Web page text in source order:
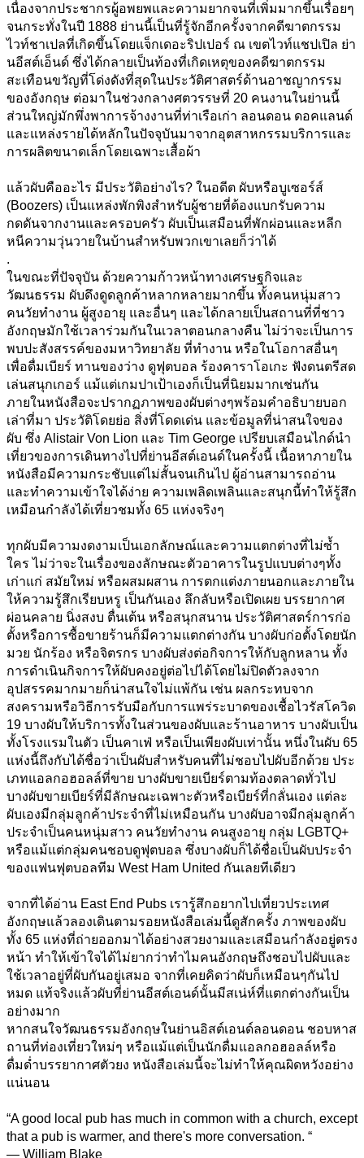
เนื่องจากประชากรผู้อพยพและความยากจนที่เพิ่มมากขึ้นเรื่อยๆ
จนกระทั่งในปี 1888 ย่านนี้เป็นที่รู้จักอีกครั้งจากคดีฆาตกรรม
ไวท์ชาเปลที่เกิดขึ้นโดยแจ็กเดอะริปเปอร์ ณ เขตไวท์แชปเปิล ย่า
นอีสต์เอ็นด์ ซึ่งได้กลายเป็นท้องที่เกิดเหตุของคดีฆาตกรรม
สะเทือนขวัญที่โด่งดังที่สุดในประวัติศาสตร์ด้านอาชญากรรม
ของอังกฤษ ต่อมาในช่วงกลางศตวรรษที่ 20 คนงานในย่านนี้
ส่วนใหญ่มักพึ่งพาการจ้างงานที่ท่าเรือเก่า ลอนดอน ดอคแลนด์
และแหล่งรายได้หลักในปัจจุบันมาจากอุตสาหกรรมบริการและ
การผลิตขนาดเล็กโดยเฉพาะเสื้อผ้า
แล้วผับคืออะไร มีประวัติอย่างไร? ในอดีต ผับหรือบูเซอร์ส์
(Boozers) เป็นแหล่งพักพิงสำหรับผู้ชายที่ต้องแบกรับความ
กดดันจากงานและครอบครัว ผับเป็นเสมือนที่พักผ่อนและหลีก
หนีความวุ่นวายในบ้านสำหรับพวกเขาเลยก็ว่าได้
.
ในขณะที่ปัจจุบัน ด้วยความก้าวหน้าทางเศรษฐกิจและ
วัฒนธรรม ผับดึงดูดลูกค้าหลากหลายมากขึ้น ทั้งคนหนุ่มสาว
คนวัยทำงาน ผู้สูงอายุ และอื่นๆ และได้กลายเป็นสถานที่ที่ชาว
อังกฤษมักใช้เวลาร่วมกันในเวลาตอนกลางคืน ไม่ว่าจะเป็นการ
พบปะสังสรรค์ของมหาวิทยาลัย ที่ทำงาน หรือในโอกาสอื่นๆ
เพื่อดื่มเบียร์ ทานของว่าง ดูฟุตบอล ร้องคาราโอเกะ ฟังดนตรีสด
ภายในหนังสือจะปรากฏภาพของผับต่างๆพร้อมคำอธิบายบอก
เล่าที่มา ประวัติโดยย่อ สิ่งที่โดดเด่น และข้อมูลที่น่าสนใจของ
ผับ ซึ่ง Alistair Von Lion และ Tim George เปรียบเสมือนไกด์นำ
เที่ยวของการเดินทางไปที่ย่านอีสต์เอนด์ในครั้งนี้ เนื้อหาภายใน
หนังสือมีความกระชับแต่ไม่สั้นจนเกินไป ผู้อ่านสามารถอ่าน
และทำความเข้าใจได้ง่าย ความเพลิดเพลินและสนุกนี้ทำให้รู้สึก
เหมือนกำลังได้เที่ยวชมทั้ง 65 แห่งจริงๆ
ทุกผับมีความงดงามเป็นเอกลักษณ์และความแตกต่างที่ไม่ซ้ำ
ใคร ไม่ว่าจะในเรื่องของลักษณะตัวอาคารในรูปแบบต่างๆทั้ง
เก่าแก่ สมัยใหม่ หรือผสมผสาน การตกแต่งภายนอกและภายใน
ให้ความรู้สึกเรียบหรู เป็นกันเอง ลึกลับหรือเปิดเผย บรรยากาศ
ผ่อนคลาย นิ่งสงบ ตื่นเต้น หรือสนุกสนาน ประวัติศาสตร์การก่อ
ตั้งหรือการซื้อขายร้านก็มีความแตกต่างกัน บางผับก่อตั้งโดยนัก
มวย นักร้อง หรือจิตรกร บางผับส่งต่อกิจการให้กับลูกหลาน ทั้ง
การดำเนินกิจการให้ผับคงอยู่ต่อไปได้โดยไม่ปิดตัวลงจาก
อุปสรรคมากมายก็น่าสนใจไม่แพ้กัน เช่น ผลกระทบจาก
สงครามหรือวิธีการรับมือกับการแพร่ระบาดของเชื้อไวรัสโควิด
19 บางผับให้บริการทั้งในส่วนของผับและร้านอาหาร บางผับเป็น
ทั้งโรงแรมในตัว เป็นคาเฟ่ หรือเป็นเพียงผับเท่านั้น หนึ่งในผับ 65
แห่งนี้ถึงกับได้ชื่อว่าเป็นผับสำหรับคนที่ไม่ชอบไปผับอีกด้วย ประ
เภทแอลกอฮอลล์ที่ขาย บางผับขายเบียร์ตามท้องตลาดทั่วไป
บางผับขายเบียร์ที่มีลักษณะเฉพาะตัวหรือเบียร์ที่กลั่นเอง แต่ละ
ผับเองมีกลุ่มลูกค้าประจำที่ไม่เหมือนกัน บางผับอาจมีกลุ่มลูกค้า
ประจำเป็นคนหนุ่มสาว คนวัยทำงาน คนสูงอายุ กลุ่ม LGBTQ+
หรือแม้แต่กลุ่มคนชอบดูฟุตบอล ซึ่งบางผับก็ได้ชื่อเป็นผับประจำ
ของแฟนฟุตบอลทีม West Ham United กันเลยทีเดียว
จากที่ได้อ่าน East End Pubs เรารู้สึกอยากไปเที่ยวประเทศ
อังกฤษแล้วลองเดินตามรอยหนังสือเล่มนี้ดูสักครั้ง ภาพของผับ
ทั้ง 65 แห่งที่ถ่ายออกมาได้อย่างสวยงามและเสมือนกำลังอยู่ตรง
หน้า ทำให้เข้าใจได้ไม่ยากว่าทำไมคนอังกฤษถึงชอบไปผับและ
ใช้เวลาอยู่ที่ผับกันอยู่เสมอ จากที่เคยคิดว่าผับก็เหมือนๆกันไป
หมด แท้จริงแล้วผับที่ย่านอีสต์เอนด์นั้นมีสเน่ห์ที่แตกต่างกันเป็น
อย่างมาก
หากสนใจวัฒนธรรมอังกฤษในย่านอิสต์เอนด์ลอนดอน ชอบหาส
ถานที่ท่องเที่ยวใหม่ๆ หรือแม้แต่เป็นนักดื่มแอลกอฮอลล์หรือ
ดื่มด่ำบรรยากาศตัวยง หนังสือเล่มนี้จะไม่ทำให้คุณผิดหวังอย่าง
แน่นอน
“A good local pub has much in common with a church, except
that a pub is warmer, and there's more conversation. “
— William Blake